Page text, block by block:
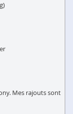
Mes rajouts sont